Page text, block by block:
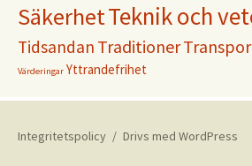
SäkerhetTeknik och
Tidsandan Traditioner
Värderingar Yttrandefrihet
Integritetspolicy Drivs med WordPress